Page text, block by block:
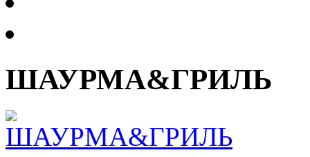
ШАУРМА&ГРИЛЬ